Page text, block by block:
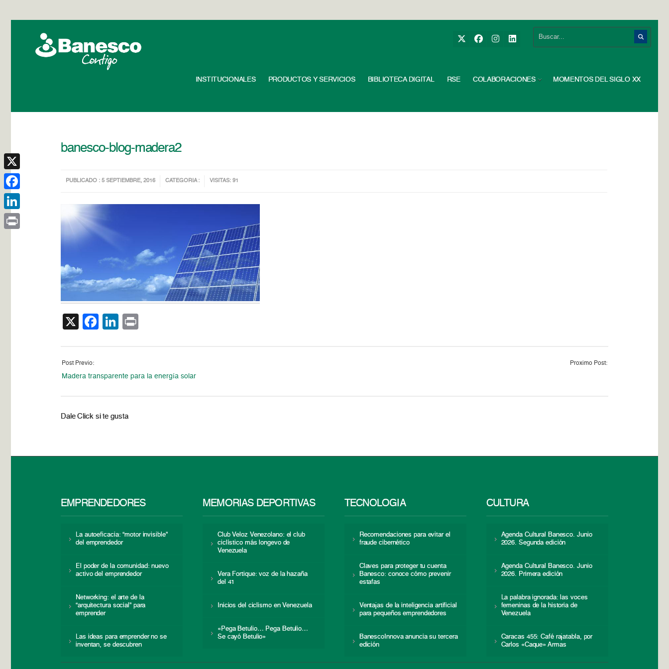
INSTITUCIONALES PRODUCTOS Y SERVICIOS BIBLIOTECA DIGITAL RSE COLABORACIONES MOMENTOS DEL SIGLO XX
banesco-blog-madera2
PUBLICADO : 5 SEPTIEMBRE, 2016 CATEGORIA : VISITAS: 91
X Facebook
LinkedIn
Post Previo:
Madera transparente para la energía solar
Proximo Post:
Dale Click si te gusta
EMPRENDEDORES
La autoeficacia: “motor invisible”
del emprendedor
El poder de la comunidad: nuevo
activo del emprendedor
Networking: el arte de la
“arquitectura social” para
emprender
Las ideas para emprender no se
inventan, se descubren
MEMORIAS DEPORTIVAS
Club Veloz Venezolano: el club
ciclístico más longevo de
Venezuela
Vera Fortique: voz de la hazaña
del 41
Inicios del ciclismo en Venezuela
«Pega Betulio… Pega Betulio…
Se cayó Betulio»
TECNOLOGÍA
Recomendaciones para evitar el
fraude cibernético
Claves para proteger tu cuenta
Banesco: conoce cómo prevenir
estafas
Ventajas de la inteligencia artificial
para pequeños emprendedores
BanescoInnova anuncia su tercera
edición
CULTURA
Agenda Cultural Banesco. Junio
2026. Segunda edición
Agenda Cultural Banesco. Junio
2026. Primera edición
La palabra ignorada: las voces
femeninas de la historia de
Venezuela
Caracas 455: Café rajatabla, por
Carlos «Caque» Armas
X
Facebook
LinkedIn